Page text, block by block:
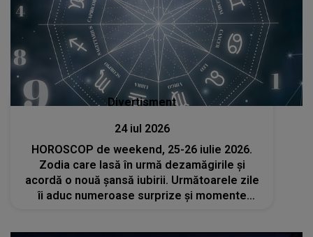
Divertisment
24 iul 2026
HOROSCOP de weekend, 25-26 iulie 2026.
Zodia care lasă în urmă dezamăgirile și
acordă o nouă șansă iubirii. Următoarele zile
îi aduc numeroase surprize și momente